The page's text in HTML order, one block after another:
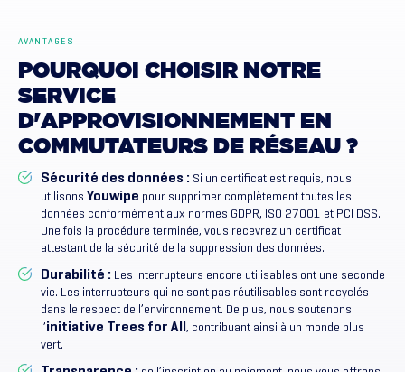
AVANTAGES
POURQUOI CHOISIR NOTRE
SERVICE
D'APPROVISIONNEMENT EN
COMMUTATEURS DE RÉSEAU ?
Sécurité des données : Si un certificat est requis, nous
utilisons Youwipe pour supprimer complètement toutes les
données conformément aux normes GDPR, ISO 27001 et PCI DSS.
Une fois la procédure terminée, vous recevrez un certificat
attestant de la sécurité de la suppression des données.
Durabilité : Les interrupteurs encore utilisables ont une seconde
vie. Les interrupteurs qui ne sont pas réutilisables sont recyclés
dans le respect de l’environnement. De plus, nous soutenons
l’initiative Trees for All, contribuant ainsi à un monde plus
vert.